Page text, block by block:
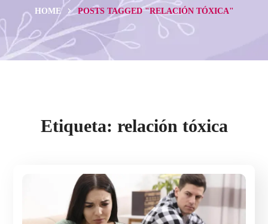
HOME POSTS TAGGED "RELACIÓN TÓXICA"
Etiqueta: relación tóxica